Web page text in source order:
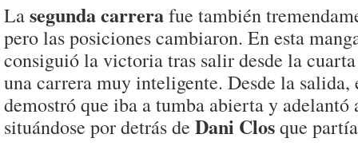
Lasegunda carrerafue también
pero las posiciones cambiaron. En esta
consiguió la victoria tras salir desde la
una carrera muy inteligente. Desde la salida,
demostró que iba a tumba abierta y adelantó
situándose por detrás de Dani Closque